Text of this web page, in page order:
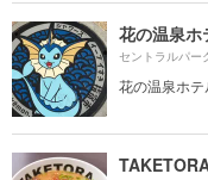
花の温泉ホ
セントラルパー
花の温泉ホ